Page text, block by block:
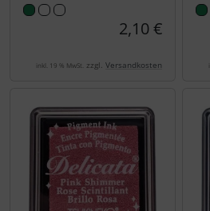
2,10 €
inkl. 19 % MwSt. zzgl. Versandkosten